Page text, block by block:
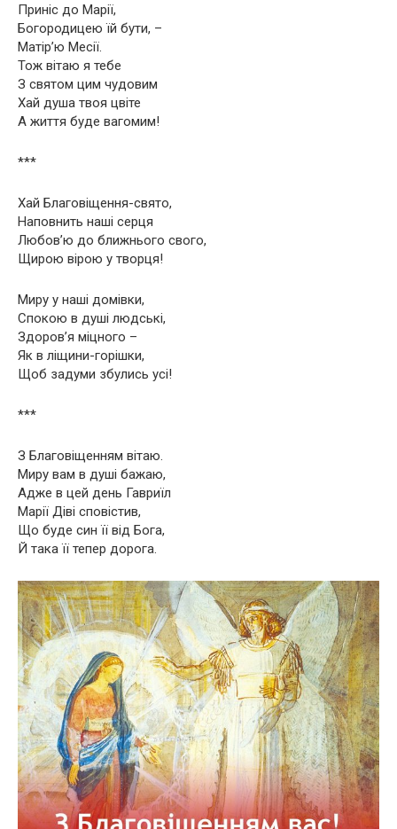
Приніс до Марії,
Богородицею їй бути, –
Матір’ю Месії.
Тож вітаю я тебе
З святом цим чудовим
Хай душа твоя цвіте
А життя буде вагомим!
***
Хай Благовіщення-свято,
Наповнить наші серця
Любов’ю до ближнього свого,
Щирою вірою у творця!
Миру у наші домівки,
Спокою в душі людські,
Здоров’я міцного –
Як в ліщини-горішки,
Щоб задуми збулись усі!
***
З Благовіщенням вітаю.
Миру вам в душі бажаю,
Адже в цей день Гавриїл
Марії Діві сповістив,
Що буде син її від Бога,
Й така її тепер дорога.